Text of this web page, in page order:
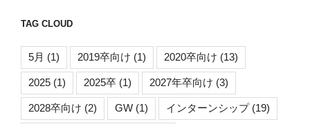
TAG CLOUD
5月 (1) 2019卒向け (1) 2020卒向け (13)
2025 (1) 2025卒 (1) 2027年卒向け (3)
2028卒向け (2) GW (1) インターンシップ(19)